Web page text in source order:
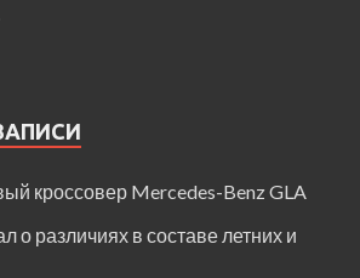
кроссовер Mercedes-Benz GLA
о различиях в составе летних и